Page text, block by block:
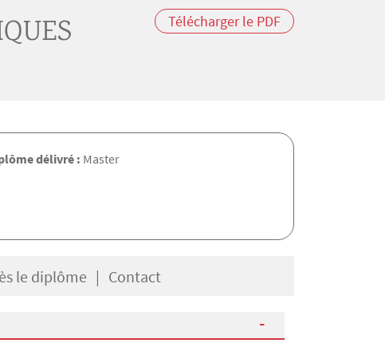
Télécharger le PDF
délivré : Master
le diplôme Contact